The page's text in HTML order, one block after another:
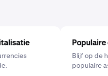
Blijf op de
populaire